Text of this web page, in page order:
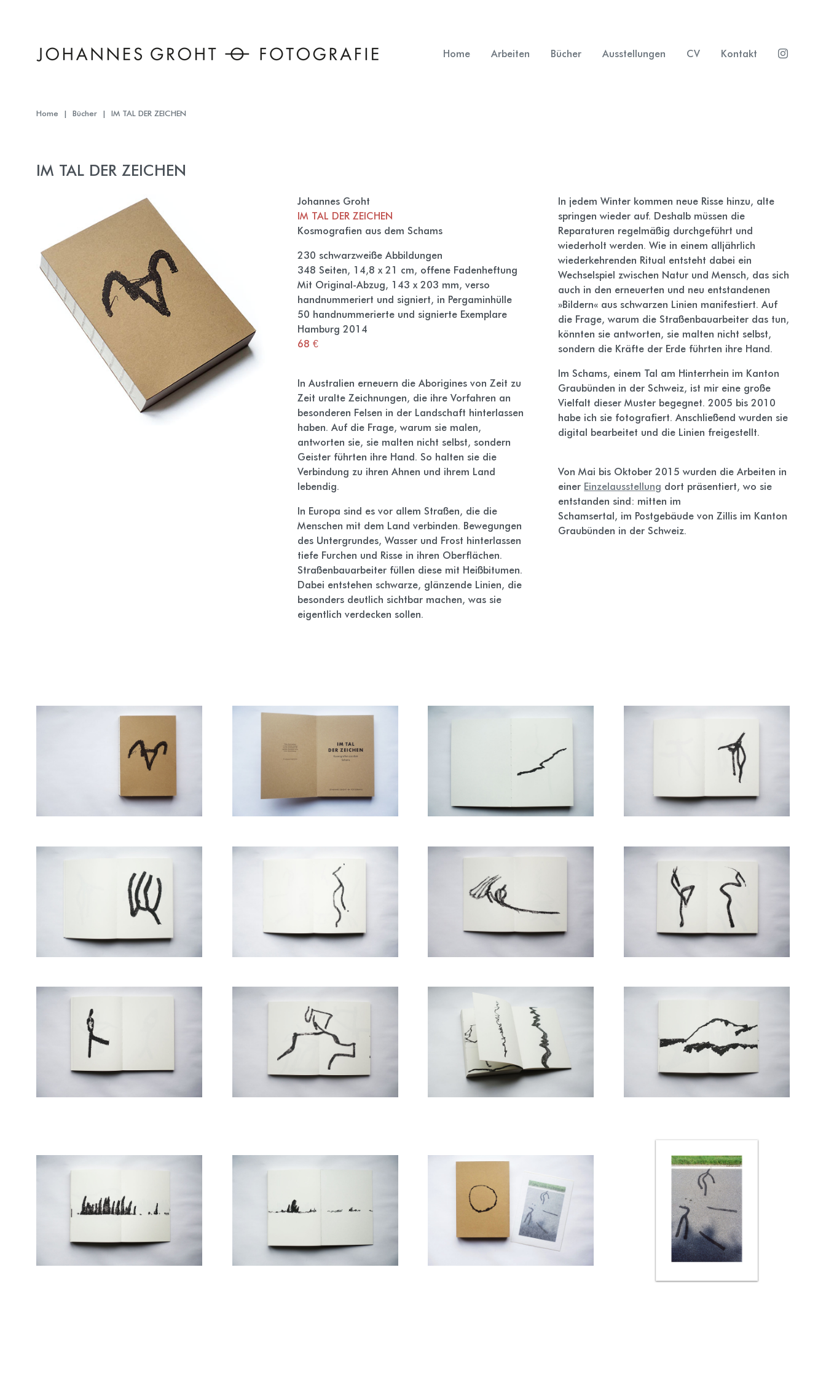
Home Arbeiten Bücher Ausstellungen CV Kontakt
Home Bücher IM TAL DER ZEICHEN
IM TAL DER ZEICHEN
Johannes Groht
IM TAL DER ZEICHEN
Kosmografien aus dem Schams
230 schwarzweiße Abbildungen
348 Seiten, 14,8 x 21 cm, offene Fadenheftung
Mit Original-Abzug, 143 x 203 mm, verso
handnummeriert und signiert, in Pergaminhülle
50 handnummerierte und signierte Exemplare
Hamburg 2014
68 €
In Australien erneuern die Aborigines von Zeit zu
Zeit uralte Zeichnungen, die ihre Vorfahren an
besonderen Felsen in der Landschaft hinterlassen
haben. Auf die Frage, warum sie malen,
antworten sie, sie malten nicht selbst, sondern
Geister führten ihre Hand. So halten sie die
Verbindung zu ihren Ahnen und ihrem Land
lebendig.
In Europa sind es vor allem Straßen, die die
Menschen mit dem Land verbinden. Bewegungen
des Untergrundes, Wasser und Frost hinterlassen
tiefe Furchen und Risse in ihren Oberflächen.
Straßenbauarbeiter füllen diese mit Heißbitumen.
Dabei entstehen schwarze, glänzende Linien, die
besonders deutlich sichtbar machen, was sie
eigentlich verdecken sollen.
In jedem Winter kommen neue Risse hinzu, alte
springen wieder auf. Deshalb müssen die
Reparaturen regelmäßig durchgeführt und
wiederholt werden. Wie in einem alljährlich
wiederkehrenden Ritual entsteht dabei ein
Wechselspiel zwischen Natur und Mensch, das sich
auch in den erneuerten und neu entstandenen
»Bildern« aus schwarzen Linien manifestiert. Auf
die Frage, warum die Straßenbauarbeiter das tun,
könnten sie antworten, sie malten nicht selbst,
sondern die Kräfte der Erde führten ihre Hand.
Im Schams, einem Tal am Hinterrhein im Kanton
Graubünden in der Schweiz, ist mir eine große
Vielfalt dieser Muster begegnet. 2005 bis 2010
habe ich sie fotografiert. Anschließend wurden sie
digital bearbeitet und die Linien freigestellt.
Von Mai bis Oktober 2015 wurden die Arbeiten in
einer Einzelausstellung dort präsentiert, wo sie
entstanden sind: mitten im
Schamsertal, im Postgebäude von Zillis im Kanton
Graubünden in der Schweiz.